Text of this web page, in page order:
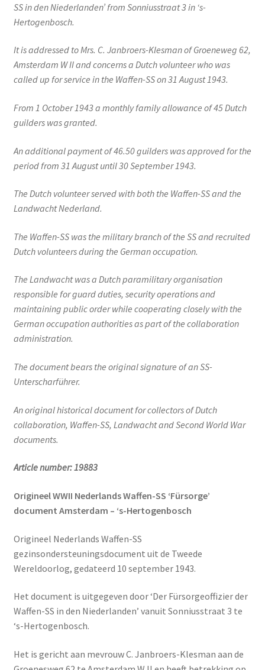
SS in den Niederlanden’ from Sonniusstraat 3 in ‘s-
Hertogenbosch.
It is addressed to Mrs. C. Janbroers-Klesman of Groeneweg 62,
Amsterdam W II and concerns a Dutch volunteer who was
called up for service in the Waffen-SS on 31 August 1943.
From 1 October 1943 a monthly family allowance of 45 Dutch
guilders was granted.
An additional payment of 46.50 guilders was approved for the
period from 31 August until 30 September 1943.
The Dutch volunteer served with both the Waffen-SS and the
Landwacht Nederland.
The Waffen-SS was the military branch of the SS and recruited
Dutch volunteers during the German occupation.
The Landwacht was a Dutch paramilitary organisation
responsible for guard duties, security operations and
maintaining public order while cooperating closely with the
German occupation authorities as part of the collaboration
administration.
The document bears the original signature of an SS-
Unterscharführer.
An original historical document for collectors of Dutch
collaboration, Waffen-SS, Landwacht and Second World War
documents.
Article number: 19883
Origineel WWII Nederlands Waffen-SS ‘Fürsorge’
document Amsterdam – ‘s-Hertogenbosch
Origineel Nederlands Waffen-SS
gezinsondersteuningsdocument uit de Tweede
Wereldoorlog, gedateerd 10 september 1943.
Het document is uitgegeven door ‘Der Fürsorgeoffizier der
Waffen-SS in den Niederlanden’ vanuit Sonniusstraat 3 te
‘s-Hertogenbosch.
Het is gericht aan mevrouw C. Janbroers-Klesman aan de